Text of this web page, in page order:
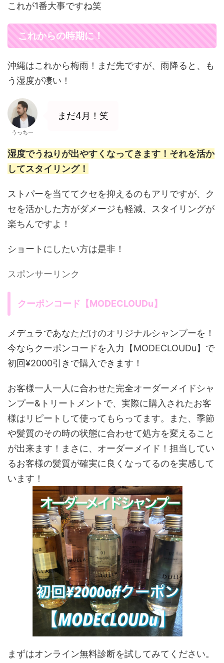
これが1番大事ですね笑
これからの時期に！
沖縄はこれから梅雨！まだ先ですが、雨降ると、も
う湿度が凄い！
うっちー
まだ4月！笑
湿度でうねりが出やすくなってきます！それを活か
してスタイリング！
ストパーを当ててクセを抑えるのもアリですが、ク
セを活かした方がダメージも軽減、スタイリングが
楽ちんですよ！
ショートにしたい方は是非！
スポンサーリンク
クーポンコード【MODECLOUDu】
メデュラであなただけのオリジナルシャンプーを！
今ならクーポンコードを入力【MODECLOUDu】で
初回¥2000引きで購入できます！
お客様一人一人に合わせた完全オーダーメイドシャ
ンプー&トリートメントで、実際に購入されたお客
様はリピートして使ってもらってます。また、季節
や髪質のその時の状態に合わせて処方を変えること
が出来ます！まさに、オーダーメイド！担当してい
るお客様の髪質が確実に良くなってるのを実感して
います！
まずはオンライン無料診断を試してみてください。